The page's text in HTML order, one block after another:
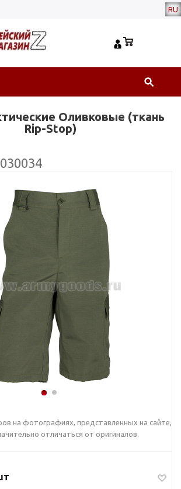
RU
Оливковые (ткань
Rip-Stop)
на фотографиях, представленных на сайте,
отличаться от оригиналов.